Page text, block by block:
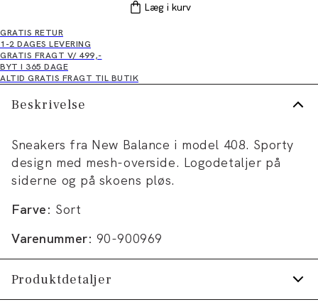
Læg i kurv
GRATIS RETUR
1-2 DAGES LEVERING
GRATIS FRAGT V/ 499,-
BYT I 365 DAGE
ALTID GRATIS FRAGT TIL BUTIK
Beskrivelse
Sneakers fra New Balance i model 408. Sporty
design med mesh-overside. Logodetaljer på
siderne og på skoens pløs.
Farve: Sort
Varenummer: 90-900969
Produktdetaljer